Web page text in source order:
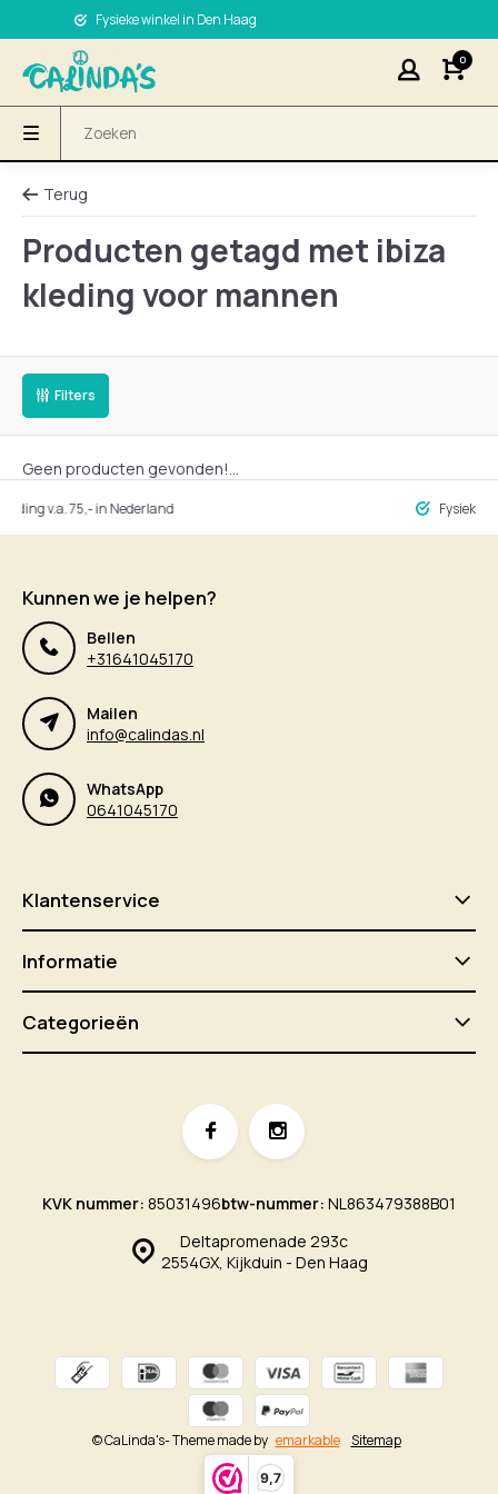
9,7
Fysieke winkel in Den Haag
0
Terug
Producten getagd met ibiza
kleding voor mannen
Filters
Geen producten gevonden!...
v.a. 75,- in Nederland Fysieke
Kunnen we je helpen?
Bellen
+31641045170
Mailen
info@calindas.nl
WhatsApp
0641045170
Klantenservice
Informatie
Categorieën
Deltapromenade 293c
2554GX, Kijkduin - Den Haag
KVK nummer: 85031496btw-nummer: NL863479388B01
© CaLinda's- Theme made by emarkable Sitemap